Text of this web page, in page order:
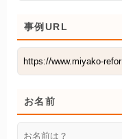
事例URL
お名前